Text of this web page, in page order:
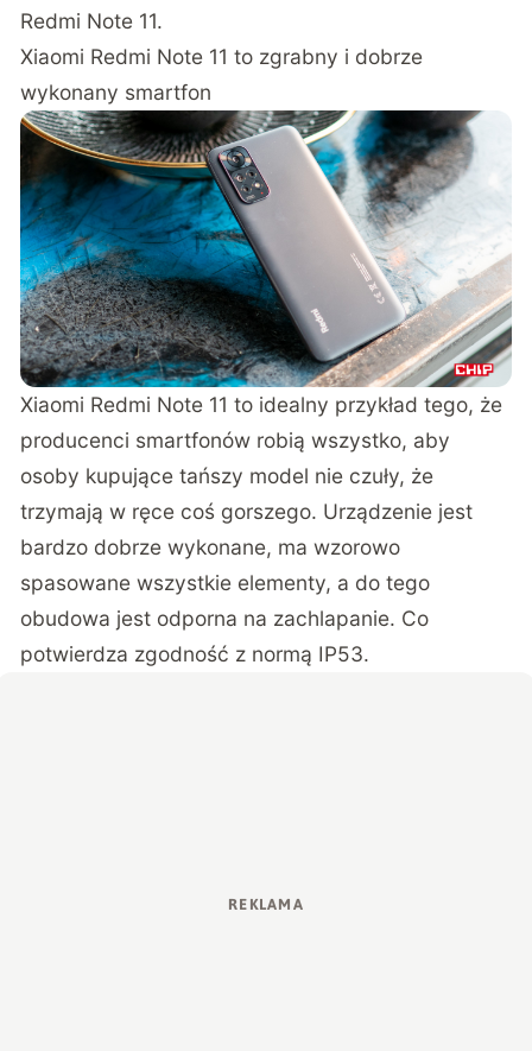
Redmi Note 11.
Xiaomi Redmi Note 11 to zgrabny i dobrze
wykonany smartfon
Xiaomi Redmi Note 11 to idealny przykład tego, że
producenci smartfonów robią wszystko, aby
osoby kupujące tańszy model nie czuły, że
trzymają w ręce coś gorszego. Urządzenie jest
bardzo dobrze wykonane, ma wzorowo
spasowane wszystkie elementy, a do tego
obudowa jest odporna na zachlapanie. Co
potwierdza zgodność z normą IP53.